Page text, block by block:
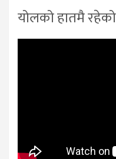
योलको हातमै रहेको